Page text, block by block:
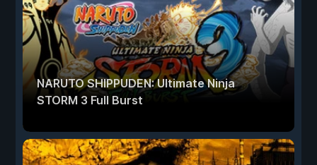
NARUTO SHIPPUDEN: Ultimate Ninja
STORM 3 Full Burst